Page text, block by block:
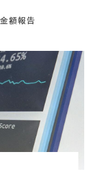
額報告